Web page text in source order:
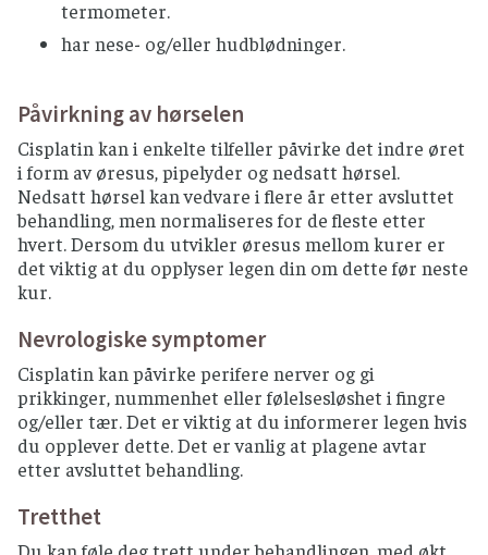
termometer.
har nese- og/eller hudblødninger.
Påvirkning av hørselen
Cisplatin kan i enkelte tilfeller påvirke det indre øret
i form av øresus, pipelyder og nedsatt hørsel.
Nedsatt hørsel kan vedvare i flere år etter avsluttet
behandling, men normaliseres for de fleste etter
hvert. Dersom du utvikler øresus mellom kurer er
det viktig at du opplyser legen din om dette før neste
kur.
Nevrologiske symptomer
Cisplatin kan påvirke perifere nerver og gi
prikkinger, nummenhet eller følelsesløshet i fingre
og/eller tær. Det er viktig at du informerer legen hvis
du opplever dette. Det er vanlig at plagene avtar
etter avsluttet behandling.
Tretthet